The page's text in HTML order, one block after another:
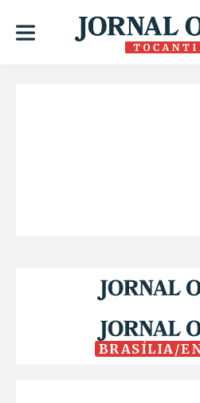
BRASÍLIA/